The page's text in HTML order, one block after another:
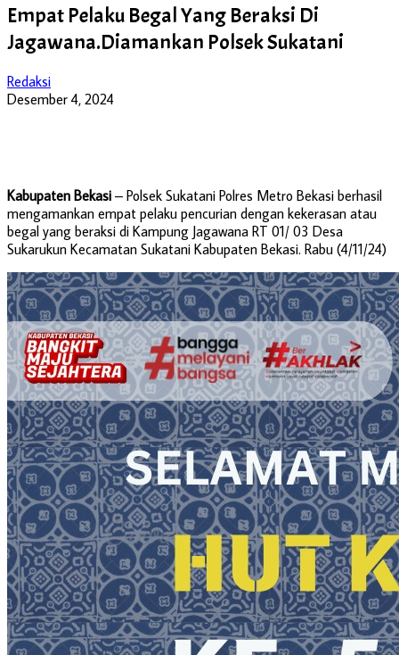
Empat Pelaku Begal Yang Beraksi Di
Jagawana.Diamankan Polsek Sukatani
Redaksi
Desember 4, 2024
Kabupaten Bekasi – Polsek Sukatani Polres Metro Bekasi berhasil
mengamankan empat pelaku pencurian dengan kekerasan atau
begal yang beraksi di Kampung Jagawana RT 01/ 03 Desa
Sukarukun Kecamatan Sukatani Kabupaten Bekasi. Rabu (4/11/24)